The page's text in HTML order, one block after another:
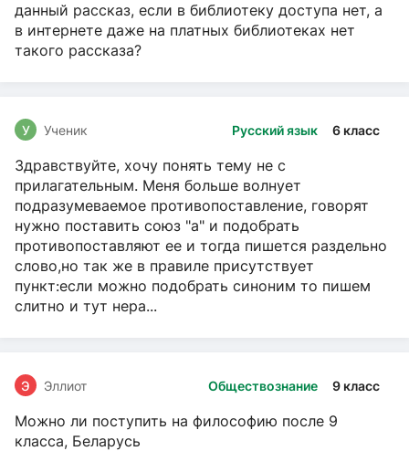
данный рассказ, если в библиотеку доступа нет, а
в интернете даже на платных библиотеках нет
такого рассказа?
Русский язык 6 класс
У Ученик
Здравствуйте, хочу понять тему не с
прилагательным. Меня больше волнует
подразумеваемое противопоставление, говорят
нужно поставить союз "а" и подобрать
противопоставляют ее и тогда пишется раздельно
слово,но так же в правиле присутствует
пункт:если можно подобрать синоним то пишем
слитно и тут нера...
Обществознание 9 класс
Э Эллиот
Можно ли поступить на философию после 9
класса, Беларусь